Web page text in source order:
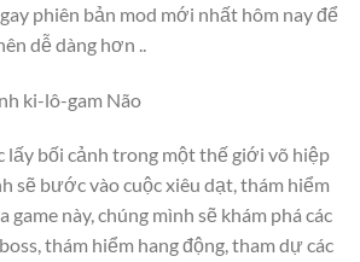
phiên bản mod mới nhất hôm nay để
dễ dàng hơn ..
ki-lô-gam Não
lấy bối cảnh trong một thế giới võ hiệp
sẽ bước vào cuộc xiêu dạt, thám hiểm
game này, chúng mình sẽ khám phá các
thám hiểm hang động, tham dự các